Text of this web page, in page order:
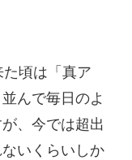
頃は「真ア
んで毎日のよ
、今では超出
いくらいしか